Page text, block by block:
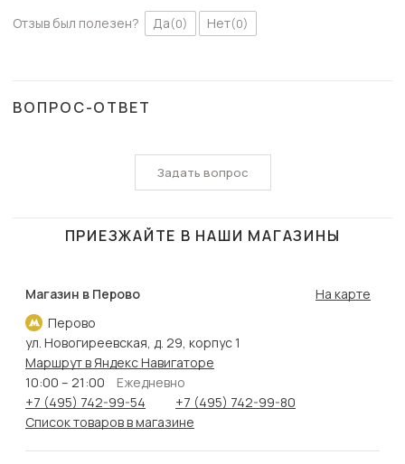
Отзыв был полезен? Да(0) Нет(0)
ВОПРОС-ОТВЕТ
Задать вопрос
ПРИЕЗЖАЙТЕ В НАШИ МАГАЗИНЫ
Магазин в Перово
Перово
На карте
ул. Новогиреевская, д. 29, корпус 1
Маршрут в Яндекс Навигаторе
10:00 – 21:00
Ежедневно
+7 (495) 742-99-54
+7 (495) 742-99-80
Список товаров в магазине